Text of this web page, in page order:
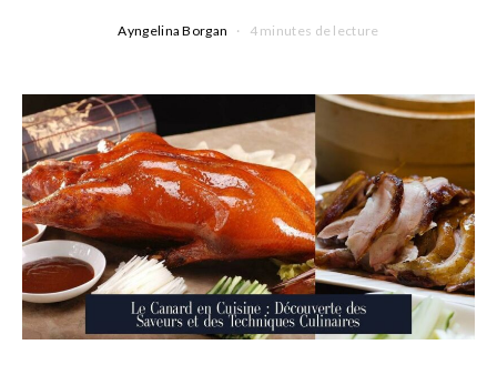
Ayngelina Borgan 4 minutes de lecture